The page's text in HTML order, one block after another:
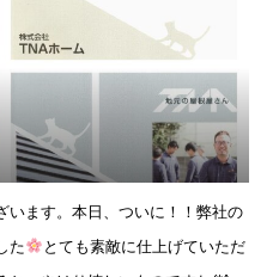
います。本日、ついに！！弊社の
た
とても素敵に仕上げていただ